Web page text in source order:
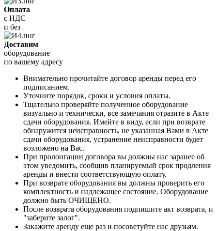
Оплата
с НДС
и без
Доставим
оборудование
по вашему адресу
Внимательно прочитайте договор аренды перед его
подписанием.
Уточните порядок, сроки и условия оплаты.
Тщательно проверяйте полученное оборудование
визуально и технически, все замечания отразите в Акте
сдачи оборудования. Имейте в виду, если при возврате
обнаружится неисправность, не указанная Вами в Акте
сдачи оборудования, устранение неисправности будет
возложено на Вас.
При пролонгации договора вы должны нас заранее об
этом уведомить, сообщив планируемый срок продления
аренды и внести соответствующую оплату.
При возврате оборудования вы должны проверить его
комплектность и надлежащее состояние. Оборудование
должно быть ОЧИЩЕНО.
После возврата оборудования подпишите акт возврата, и
"заберите залог".
Закажите аренду еще раз и посоветуйте нас друзьям.